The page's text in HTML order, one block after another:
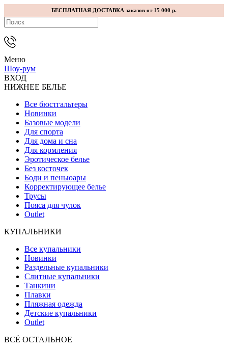
БЕСПЛАТНАЯ ДОСТАВКА заказов от 15 000 р.
Меню
Шоу-рум
ВХОД
НИЖНЕЕ БЕЛЬЕ
Все бюстгальтеры
Новинки
Базовые модели
Для спорта
Для дома и сна
Для кормления
Эротическое белье
Без косточек
Боди и пеньюары
Корректирующее белье
Трусы
Пояса для чулок
Outlet
КУПАЛЬНИКИ
Все купальники
Новинки
Раздельные купальники
Слитные купальники
Танкини
Плавки
Пляжная одежда
Детские купальники
Outlet
ВCЁ ОСТАЛЬНОЕ